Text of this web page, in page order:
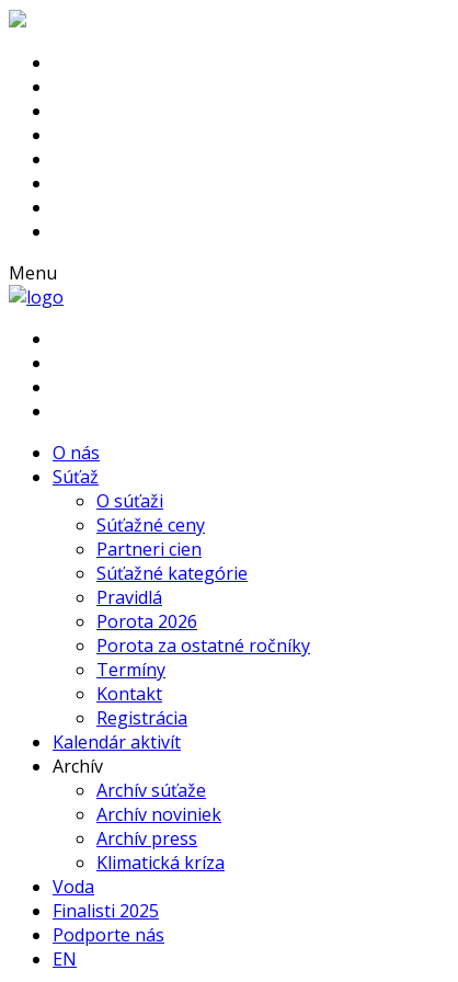
Menu
O nás
Súťaž
O súťaži
Súťažné ceny
Partneri cien
Súťažné kategórie
Pravidlá
Porota 2026
Porota za ostatné ročníky
Termíny
Kontakt
Registrácia
Kalendár aktivít
Archív
Archív súťaže
Archív noviniek
Archív press
Klimatická kríza
Voda
Finalisti 2025
Podporte nás
EN